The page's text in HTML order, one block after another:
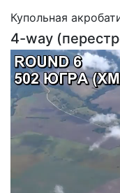
Купольная
4-way